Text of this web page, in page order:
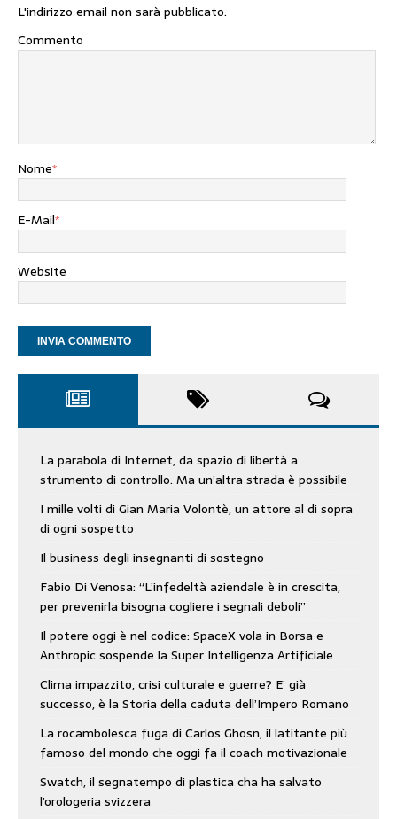
L'indirizzo email non sarà pubblicato.
Commento
Nome*
E-Mail*
Website
La parabola di Internet, da spazio di libertà a
strumento di controllo. Ma un’altra strada è possibile
I mille volti di Gian Maria Volontè, un attore al di sopra
di ogni sospetto
Il business degli insegnanti di sostegno
Fabio Di Venosa: “L’infedeltà aziendale è in crescita,
per prevenirla bisogna cogliere i segnali deboli”
Il potere oggi è nel codice: SpaceX vola in Borsa e
Anthropic sospende la Super Intelligenza Artificiale
Clima impazzito, crisi culturale e guerre? E’ già
successo, è la Storia della caduta dell’Impero Romano
La rocambolesca fuga di Carlos Ghosn, il latitante più
famoso del mondo che oggi fa il coach motivazionale
Swatch, il segnatempo di plastica cha ha salvato
l’orologeria svizzera